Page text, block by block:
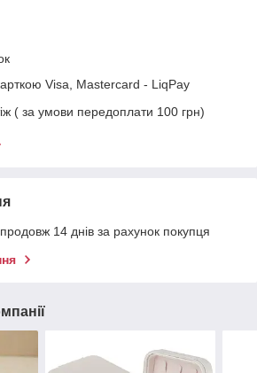
Visa, Mastercard - LiqPay
( за умови передоплати 100 грн)
14 днів за рахунок покупця